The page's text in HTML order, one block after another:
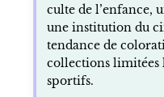
culte de l’enfance,
une institution du
tendance de
collections limitées
sportifs.